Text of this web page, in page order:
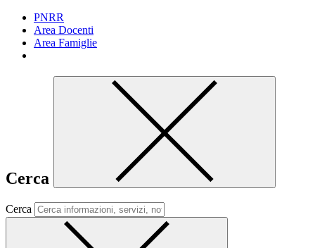
PNRR
Area Docenti
Area Famiglie
Cerca
Cerca